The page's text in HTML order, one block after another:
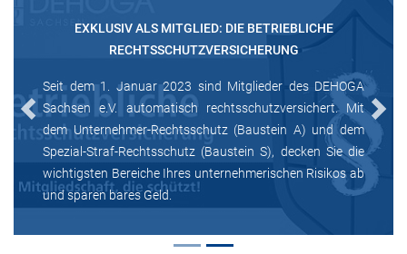
EXKLUSIV ALS MITGLIED: DIE BETRIEBLICHE
RECHTSSCHUTZVERSICHERUNG
Seit dem 1. Januar 2023 sind Mitglieder des DEHOGA
Sachsen e.V. automatisch rechtsschutzversichert. Mit
dem Unternehmer-Rechtsschutz (Baustein A) und dem
Spezial-Straf-Rechtsschutz (Baustein S), decken Sie die
wichtigsten Bereiche Ihres unternehmerischen Risikos ab
und sparen bares Geld.
Previous Next